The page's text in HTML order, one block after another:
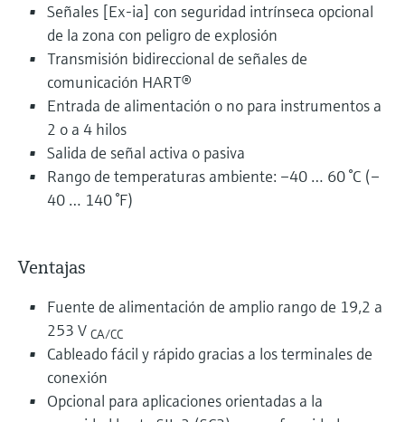
Señales [Ex-ia] con seguridad intrínseca opcional
de la zona con peligro de explosión
Transmisión bidireccional de señales de
comunicación HART®
Entrada de alimentación o no para instrumentos a
2 o a 4 hilos
Salida de señal activa o pasiva
Rango de temperaturas ambiente: –40 … 60 °C (–
40 … 140 °F)
Ventajas
Fuente de alimentación de amplio rango de 19,2 a
253 V CA/CC
Cableado fácil y rápido gracias a los terminales de
conexión
Opcional para aplicaciones orientadas a la